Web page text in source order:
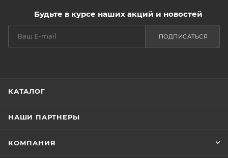
Будьте в курсе наших акций и новостей
ПОДПИСАТЬСЯ
КАТАЛОГ
НАШИ ПАРТНЕРЫ
КОМПАНИЯ